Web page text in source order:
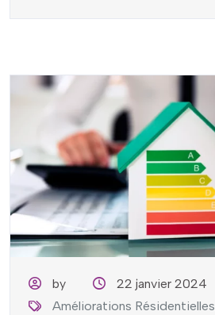
by
22 janvier 2024
Améliorations Résidentielles